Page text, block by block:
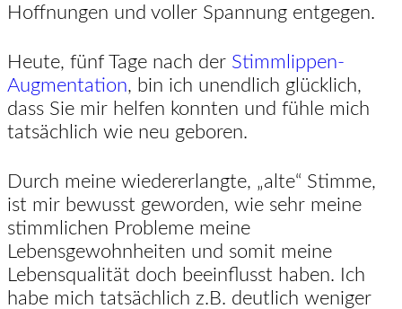
Hoffnungen und voller Spannung entgegen.
Heute, fünf Tage nach der Stimmlippen-
Augmentation, bin ich unendlich glücklich,
dass Sie mir helfen konnten und fühle mich
tatsächlich wie neu geboren.
Durch meine wiedererlangte, „alte“ Stimme,
ist mir bewusst geworden, wie sehr meine
stimmlichen Probleme meine
Lebensgewohnheiten und somit meine
Lebensqualität doch beeinflusst haben. Ich
habe mich tatsächlich z.B. deutlich weniger